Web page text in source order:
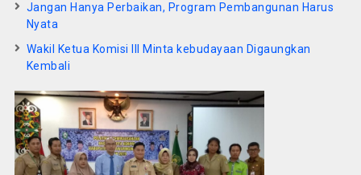
Jangan Hanya Perbaikan, Program Pembangunan Harus
Nyata
Wakil Ketua Komisi III Minta kebudayaan Digaungkan
Kembali